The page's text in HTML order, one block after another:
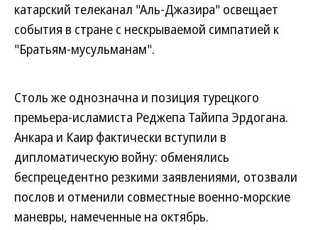
катарский телеканал "Аль-Джазира" освещает
события в стране с нескрываемой симпатией к
"Братьям-мусульманам".
Столь же однозначна и позиция турецкого
премьера-исламиста Реджепа Тайипа Эрдогана.
Анкара и Каир фактически вступили в
дипломатическую войну: обменялись
беспрецедентно резкими заявлениями, отозвали
послов и отменили совместные военно-морские
маневры, намеченные на октябрь.